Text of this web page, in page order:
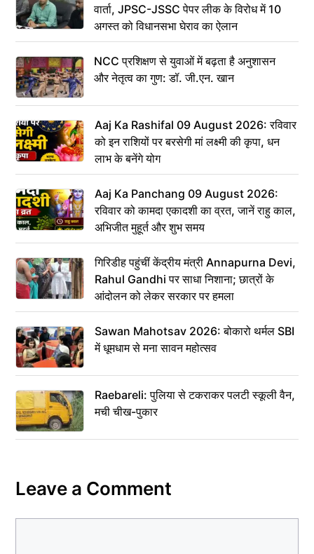
वार्ता, JPSC-JSSC पेपर लीक के विरोध में 10
अगस्त को विधानसभा घेराव का ऐलान
NCC प्रशिक्षण से युवाओं में बढ़ता है अनुशासन
और नेतृत्व का गुण: डॉ. जी.एन. खान
Aaj Ka Rashifal 09 August 2026: रविवार
को इन राशियों पर बरसेगी मां लक्ष्मी की कृपा, धन
लाभ के बनेंगे योग
Aaj Ka Panchang 09 August 2026:
रविवार को कामदा एकादशी का व्रत, जानें राहु काल,
अभिजीत मुहूर्त और शुभ समय
गिरिडीह पहुंचीं केंद्रीय मंत्री Annapurna Devi,
Rahul Gandhi पर साधा निशाना; छात्रों के
आंदोलन को लेकर सरकार पर हमला
Sawan Mahotsav 2026: बोकारो थर्मल SBI
में धूमधाम से मना सावन महोत्सव
Raebareli: पुलिया से टकराकर पलटी स्कूली वैन,
मची चीख-पुकार
Leave a Comment